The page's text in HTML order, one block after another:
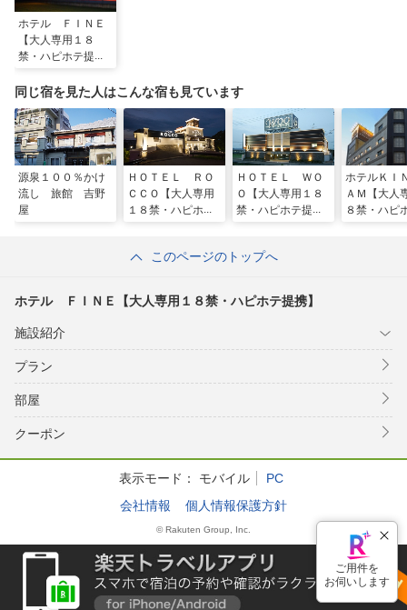
ホテル ＦＩＮＥ
【大人専用１８
禁・ハピホテ提
同じ宿を見た人はこんな宿も見ています
源泉１００％かけ
流し 旅館 吉野
屋
ＨＯＴＥＬ ＲＯ
ＣＣＯ【大人専用
１８禁・ハピホテ
ＨＯＴＥＬ ＷＯ
Ｏ【大人専用１８
禁・ハピホテ提
ホテルＫＩ
ＡＭ【大人
８禁・ハピ
このページのトップへ
ホテル ＦＩＮＥ【大人専用１８禁・ハピホテ提携】
施設紹介
プラン
部屋
クーポン
表示モード： モバイル
PC
会社情報
個人情報保護方針
© Rakuten Group, Inc.
ご用件を
お伺いします